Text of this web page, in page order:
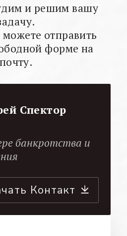
и решим вашу
отправить
форме на
почту.
Спектор
банкротства и
Контакт